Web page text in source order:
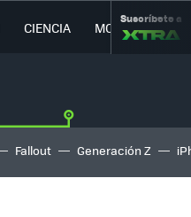
CIENCIA MOVILIDAD
Suscríbete a
Fallout Generación Z